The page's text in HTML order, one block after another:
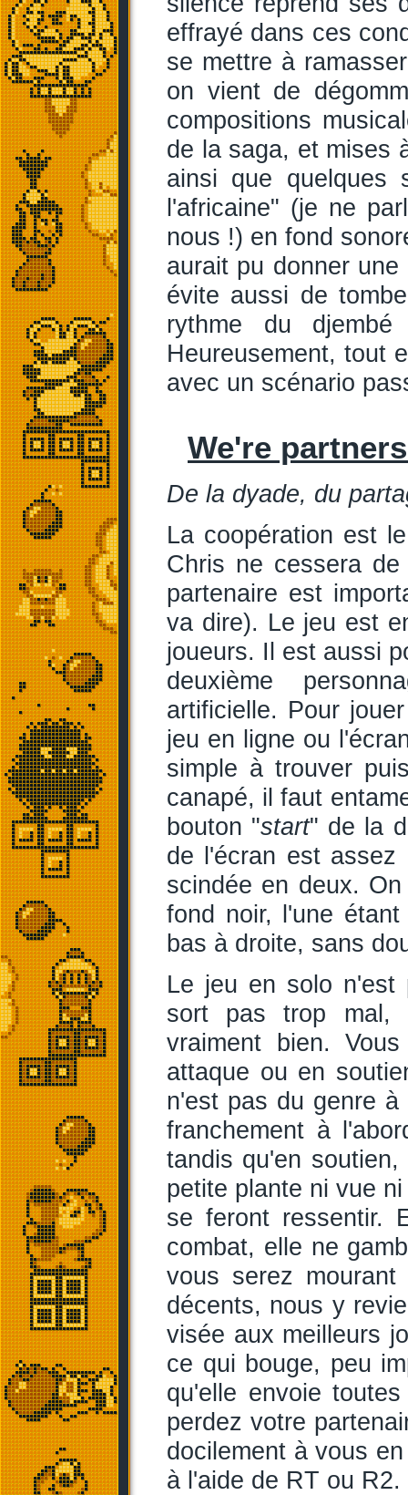
effrayé dans ces
se mettre à
on vient de
compositions
de la saga, et mises
ainsi que quelques
l'africaine" (je ne
nous !) en fond
aurait pu donner
évite aussi de
rythme du djembé
Heureusement, tout
avec un scénario
We're
De la dyade, du
La coopération est
Chris ne cessera
partenaire est
va dire). Le jeu est
joueurs. Il est aussi
deuxième
artificielle. Pour
jeu en ligne ou
simple à trouver
canapé, il faut
bouton "start" de la
de l'écran est assez
scindée en deux.
fond noir, l'une
bas à droite, sans
Le jeu en solo n'est
sort pas trop mal,
vraiment bien.
attaque ou en
n'est pas du genre
franchement à
tandis qu'en
petite plante ni vue
se feront ressentir.
combat, elle ne
vous serez
décents, nous y
visée aux meilleurs
ce qui bouge, peu
qu'elle envoie
perdez votre
docilement à vous
à l'aide de RT ou R2.